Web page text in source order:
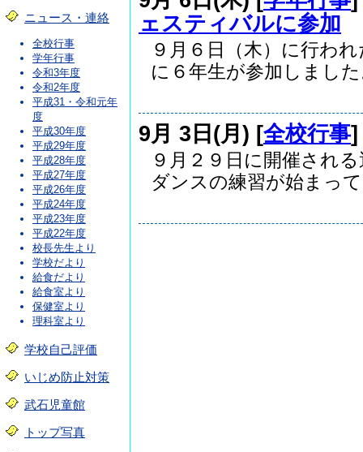
ニュース・連絡
全校行事
学年行事
令和3年度
令和2年度
平成31・令和元年
度
平成30年度
平成29年度
平成28年度
平成27年度
平成26年度
平成24年度
平成23年度
平成22年度
校長先生より
学校だより
給食だより
給食室より
保健室より
理科室より
学校自己評価
いじめ防止対策
武石児童館
トップ写真
ェスティバルに参加
９月６日（木）に行わ
に６年生が参加しまし
9月 3日(月) [全校行事
９月２９日に開催され
ダンスの練習が始まっ